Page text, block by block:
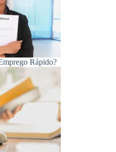
Rápido?